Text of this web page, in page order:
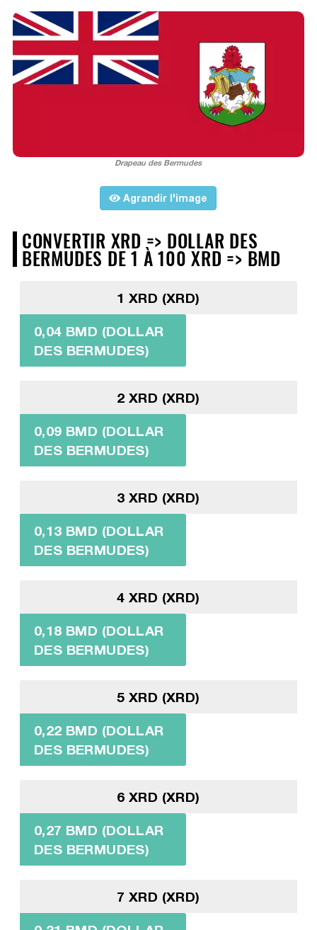
Drapeau des Bermudes
Agrandir l'image
CONVERTIR XRD => DOLLAR DES
BERMUDES DE 1 À 100 XRD => BMD
1 XRD (XRD)
0,04 BMD (DOLLAR
DES BERMUDES)
2 XRD (XRD)
0,09 BMD (DOLLAR
DES BERMUDES)
3 XRD (XRD)
0,13 BMD (DOLLAR
DES BERMUDES)
4 XRD (XRD)
0,18 BMD (DOLLAR
DES BERMUDES)
5 XRD (XRD)
0,22 BMD (DOLLAR
DES BERMUDES)
6 XRD (XRD)
0,27 BMD (DOLLAR
DES BERMUDES)
7 XRD (XRD)